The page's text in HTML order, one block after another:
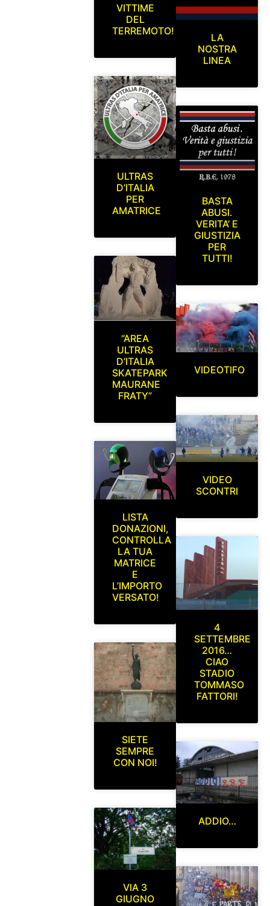
VITTIME
DEL
TERREMOTO!
ULTRAS
D’ITALIA
PER
AMATRICE
“AREA
ULTRAS
D’ITALIA
SKATEPARK
MAURANE
FRATY”
LISTA
DONAZIONI,
CONTROLLA
LA TUA
MATRICE
E
L’IMPORTO
VERSATO!
SIETE
SEMPRE
CON NOI!
VIA 3
GIUGNO
LA
NOSTRA
LINEA
BASTA
ABUSI.
VERITA’ E
GIUSTIZIA
PER
TUTTI!
VIDEOTIFO
VIDEO
SCONTRI
4
SETTEMBRE
2016…
CIAO
STADIO
TOMMASO
FATTORI!
ADDIO…